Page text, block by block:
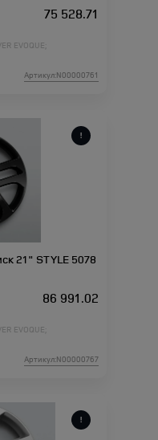
75 528.71
EVOQUE;
Артикул:N00000761
21" STYLE 5078
86 991.02
EVOQUE;
Артикул:N00000767